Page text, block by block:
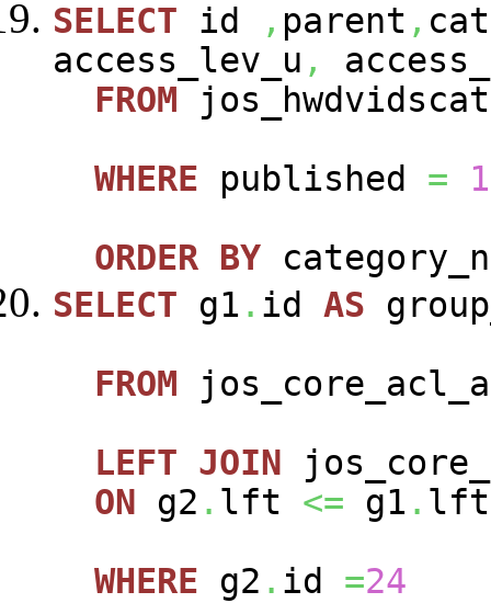
SELECT id , parent ,
access_lev_u ,
FROM
WHERE published =
1
ORDER BY
SELECT g1 . id AS
FROM
LEFT JOIN
ON g2 . lft <= g1 . lft
WHERE g2 . id =24